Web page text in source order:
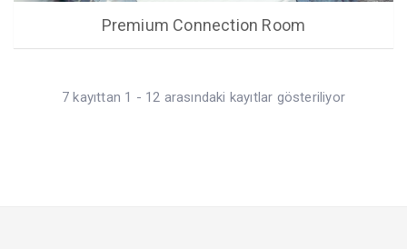
Premium Connection Room
7 kayıttan 1 - 12 arasındaki kayıtlar gösteriliyor